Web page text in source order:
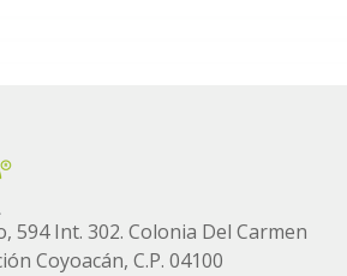
594 Int. 302. Colonia Del Carmen
Coyoacán, C.P. 04100